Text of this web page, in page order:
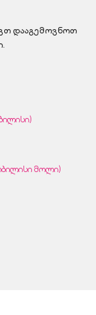
დააგემოვნოთ
მოლი)